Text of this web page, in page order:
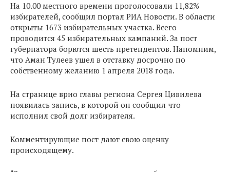
На 10.00 местного времени проголосовали 11,82%
избирателей, сообщил портал РИА Новости. В области
открыты 1673 избирательных участка. Всего
проводится 45 избирательных кампаний. За пост
губернатора борются шесть претендентов. Напомним,
что Аман Тулеев ушел в отставку досрочно по
собственному желанию 1 апреля 2018 года.
На странице врио главы региона Сергея Цивилева
появилась запись, в которой он сообщил что
исполнил свой долг избирателя.
Комментирующие пост дают свою оценку
происходящему.